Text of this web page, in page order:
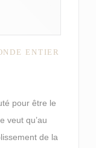
ENTIER
pour être le
veut qu’au
de la